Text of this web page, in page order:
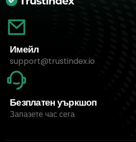
Имейл
support@trustindex.io
Безплатен уъркшоп
Запазете час сега